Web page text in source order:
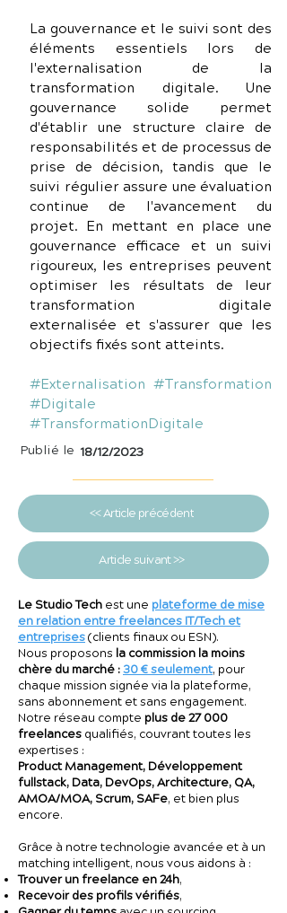
La gouvernance et le suivi sont des
éléments essentiels lors de
l'externalisation de la
transformation digitale. Une
gouvernance solide permet
d'établir une structure claire de
responsabilités et de processus de
prise de décision, tandis que le
suivi régulier assure une évaluation
continue de l'avancement du
projet. En mettant en place une
gouvernance efficace et un suivi
rigoureux, les entreprises peuvent
optimiser les résultats de leur
transformation digitale
externalisée et s'assurer que les
objectifs fixés sont atteints.
#Externalisation #Transformation
#Digitale
#TransformationDigitale
Publié le 18/12/2023
<< Article précédent
Article suivant >>
Le Studio Tech est une plateforme de mise
en relation entre freelances IT/Tech et
entreprises(clients finaux ou ESN).
Nous proposons la commission la moins
chère du marché :30 € seulement, pour
chaque mission signée via la plateforme,
sans abonnement et sans engagement.
Notre réseau compte plus de 27 000
freelances qualifiés, couvrant toutes les
expertises :
Product Management, Développement
fullstack, Data, DevOps, Architecture, QA,
AMOA/MOA, Scrum, SAFe, et bien plus
encore.
Grâce à notre technologie avancée et à un
matching intelligent, nous vous aidons à :
Trouver un freelance en 24h,
Recevoir des profils vérifiés,